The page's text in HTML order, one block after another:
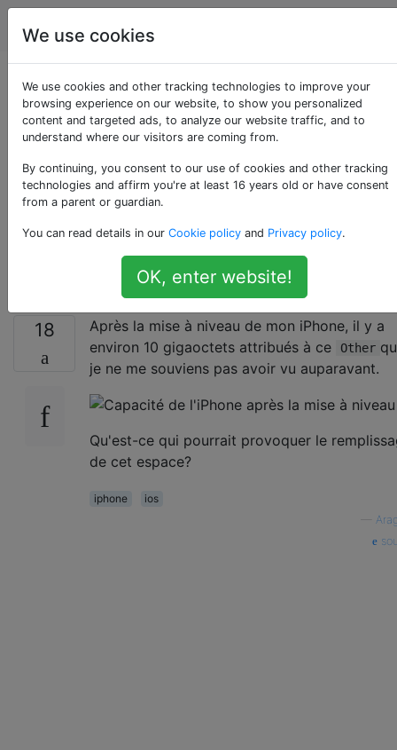
Apple
Pourquoi mon iPhone
utilise-t-il autant
d'espace «autre»
après la mise à
niveau vers iOS 5?
18
Après la mise à niveau de mon iPhone, il y a
environ 10 gigaoctets attribués à ce
Other
je ne me souviens pas avoir vu auparavant.
Qu'est-ce qui pourrait provoquer le
de cet espace?
iphone
ios
We use cookies
We use cookies and other tracking technologies to improve your
browsing experience on our website, to show you personalized
content and targeted ads, to analyze our website traffic, and to
understand where our visitors are coming from.
By continuing, you consent to our use of cookies and other tracking
technologies and affirm you're at least 16 years old or have consent
from a parent or guardian.
You can read details in our Cookie policy and Privacy policy.
OK, enter website!